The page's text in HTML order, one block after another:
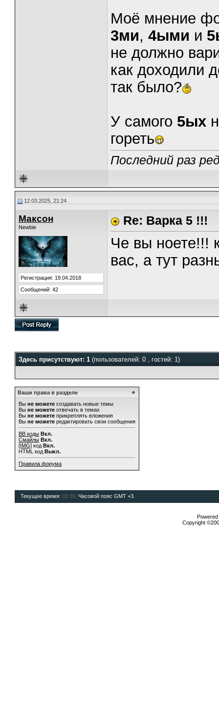
Моё мнение
3ми, 4ыми и
не должно
как доходили
так было?
У самого 5ых
гореть
Последний раз
12.03.2025, 21:24
Максон
Newbie
Регистрация: 19.04.2018
Сообщений: 42
Re: Варка 5 !!!
Че вы ноете!!!
вас, а тут
Здесь присутствуют: 1 (пользователей: 0 , гостей: 1)
Ваши права в разделе
Вы не можете создавать новые темы
Вы не можете отвечать в темах
Вы не можете прикреплять вложения
Вы не можете редактировать свои сообщения
BB коды Вкл.
Смайлы Вкл.
[IMG] код Вкл.
HTML код Выкл.
Правила форума
Текущее время: 09:39 . Часовой пояс GMT +3.
Copyright